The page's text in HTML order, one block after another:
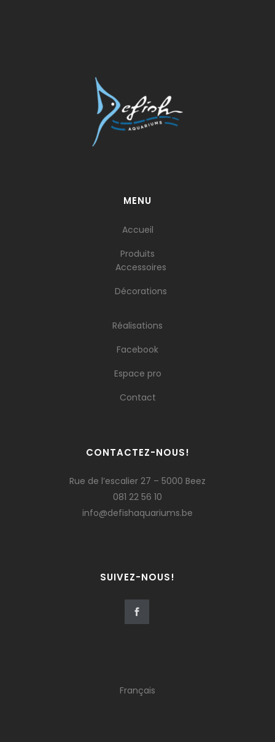
MENU
Accueil
Produits
Accessoires
Décorations
Réalisations
Facebook
Espace pro
Contact
CONTACTEZ-NOUS!
Rue de l’escalier 27 – 5000 Beez
081 22 56 10
info@defishaquariums.be
SUIVEZ-NOUS!
Français